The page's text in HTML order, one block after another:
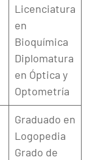
Licenciatura
en
Bioquímica
Diplomatura
en Óptica y
Optometría
Graduado en
Logopedia
Grado de